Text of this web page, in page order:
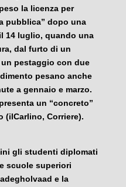
la licenza per
pubblica” dopo una
14 luglio, quando una
dal furto di un
pestaggio con due
pesano anche
a gennaio e marzo.
un “concreto”
(ilCarlino, Corriere).
gli studenti diplomati
scuole superiori
e la